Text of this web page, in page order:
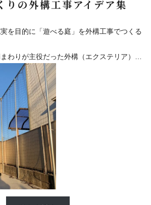
りの外構工事アイデア集
を目的に「遊べる庭」を外構工事でつくる
わりが主役だった外構（エクステリア）で
コートやドッグラン、プール、サウナな
る庭が大注目！